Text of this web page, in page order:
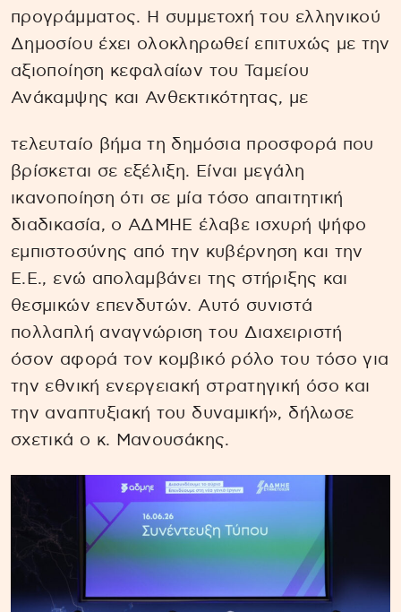
προγράμματος. Η συμμετοχή του ελληνικού
Δημοσίου έχει ολοκληρωθεί επιτυχώς με την
αξιοποίηση κεφαλαίων του Ταμείου
Ανάκαμψης και Ανθεκτικότητας, με
τελευταίο βήμα τη δημόσια προσφορά που
βρίσκεται σε εξέλιξη. Είναι μεγάλη
ικανοποίηση ότι σε μία τόσο απαιτητική
διαδικασία, ο ΑΔΜΗΕ έλαβε ισχυρή ψήφο
εμπιστοσύνης από την κυβέρνηση και την
Ε.Ε., ενώ απολαμβάνει της στήριξης και
θεσμικών επενδυτών. Αυτό συνιστά
πολλαπλή αναγνώριση του Διαχειριστή
όσον αφορά τον κομβικό ρόλο του τόσο για
την εθνική ενεργειακή στρατηγική όσο και
την αναπτυξιακή του δυναμική», δήλωσε
σχετικά ο κ. Μανουσάκης.